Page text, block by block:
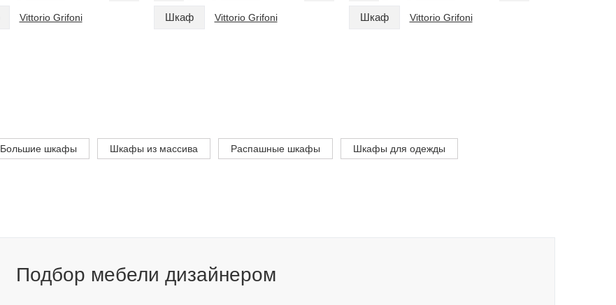
Vittorio Grifoni Шкаф Vittorio Grifoni Шкаф Vittorio Grifoni
Большие шкафы Шкафы из массива Распашные шкафы Шкафы для одежды
Подбор мебели дизайнером